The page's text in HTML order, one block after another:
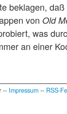
beklagen,
von Old
was
an einer
-- Impressum-- RSS-